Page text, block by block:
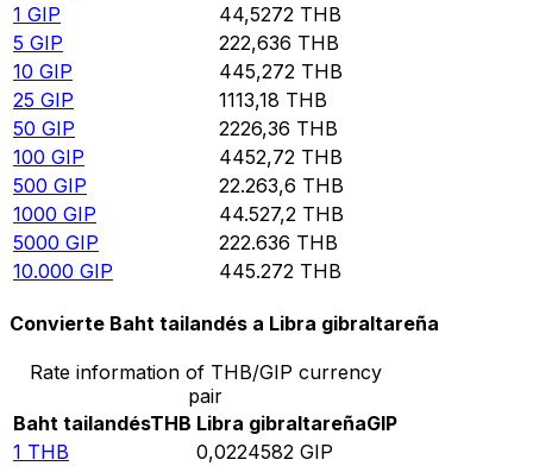
1 GIP 44,5272 THB
5 GIP 222,636 THB
10 GIP 445,272 THB
25 GIP 1113,18 THB
50 GIP 2226,36 THB
100 GIP 4452,72 THB
500 GIP 22.263,6 THB
1000 GIP 44.527,2 THB
5000 GIP 222.636 THB
10.000 GIP 445.272 THB
Convierte Baht tailandés a Libra gibraltareña
Rate information of THB/GIP currency
pair
Baht tailandésTHB Libra gibraltareñaGIP
1 THB 0,0224582 GIP